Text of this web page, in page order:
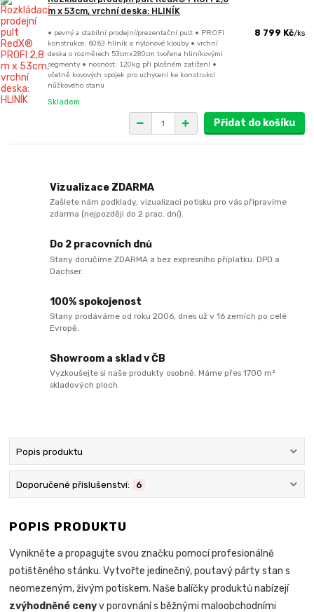
m x 53cm, vrchní deska: HLINÍK
• pevný a stabilní prodejní/prezentační pult • PROFI
konstrukce, 6063 hliník a nylonové klouby • vrchní
deska o rozměrech 53cmx280cm tvořena hliníkovými
segmenty • nosnost: 120kg při plošném zatížení •
včetně kovových spojek pro uchycení ke konstrukci
nůžkového stanu
8 799 Kč/ks
Skladem
Přidat do košíku
Vizualizace ZDARMA
Zašlete nám podklady, vizualizaci potisku pro vás připravíme
zdarma (nejpozději do 2 prac. dní).
Do 2 pracovních dnů
Stany doručíme ZDARMA a bez expresního příplatku. DPD a
Dachser.
100% spokojenost
Stany prodáváme od roku 2006, dnes už v 16 zemích po celé
Evropě.
Showroom a sklad v ČB
Vyzkoušejte si naše produkty osobně. Máme přes 1700 m²
skladových ploch.
Popis produktu
Doporučené příslušenství: 6
POPIS PRODUKTU
Vynikněte a propagujte svou značku pomocí profesionálně
potištěného stánku. Vytvořte jedinečný, poutavý párty stan s
neomezeným, živým potiskem. Naše balíčky produktů nabízejí
zvýhodněné cenyv porovnání s běžnými maloobchodními